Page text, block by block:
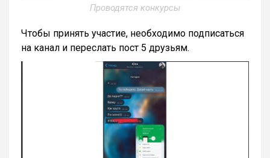
Проводятся конкурсы
Чтобы принять участие, необходимо подписаться
на канал и переслать пост 5 друзьям.